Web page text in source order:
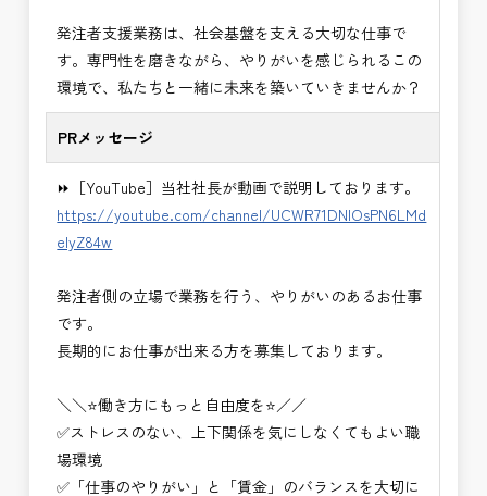
・＜急募＞資料作成業務
・NEXCO（ネクスコ）施工管理
・NEXCO（ネクスコ）点検業務
・電気工事監督支援業務
・積算技術業務
・設計コンサルティング業務（数量算出、図面の
修正など）
・河川巡視支援業務
・道路許認可審査・適正化指導業務
・調査設計資料作成業務
・施工体制調査員
※応募書類等の送付方法につきましては、基本的に
Ｅメールで送付
頂きたいと思います。
発注者支援業務は、社会基盤を支える大切な仕事で
す。専門性を磨きながら、やりがいを感じられるこの
環境で、私たちと一緒に未来を築いていきませんか？
PRメッセージ
⏩［YouTube］当社社長が動画で説明しております。
https://youtube.com/channel/UCWR71DNlOsPN6LMd
eIyZ84w
発注者側の立場で業務を行う、やりがいのあるお仕事
です。
長期的にお仕事が出来る方を募集しております。
＼＼⭐働き方にもっと自由度を⭐／／
✅ストレスのない、上下関係を気にしなくてもよい職
場環境
✅「仕事のやりがい」と「賃金」のバランスを大切に